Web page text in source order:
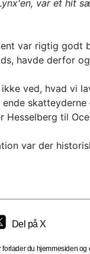
var et hit
var rigtig
havde derfor
ved, hvad vi
Hesselberg til
var der
Del på X
du hjemmesiden